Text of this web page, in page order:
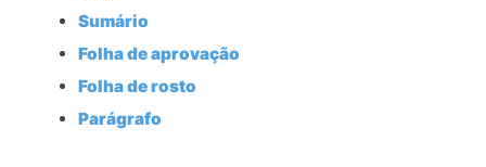
Sumário
Folha de aprovação
Folha de rosto
Parágrafo